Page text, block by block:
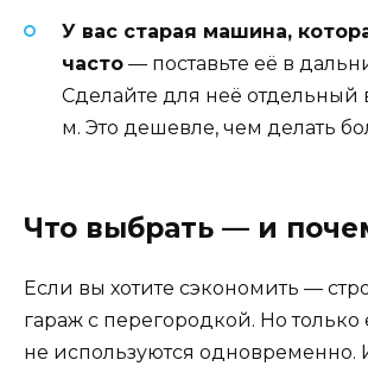
У вас старая машина,
часто — поставьте её в
Сделайте для неё отдельный
м. Это дешевле, чем делать
Что выбрать — и
Если вы хотите сэкономить —
гараж с перегородкой. Но
не используются одновременно.